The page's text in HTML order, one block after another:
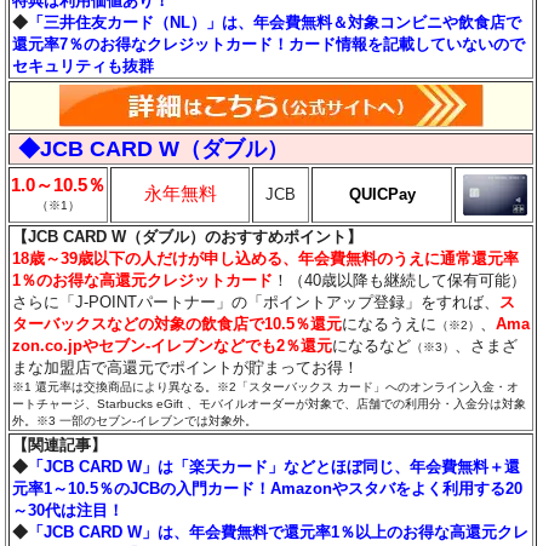
◆ 「三井住友カード（NL）」は、年会費無料＆対象コンビニや飲食店で
還元率7％のお得なクレジットカード！カード情報を記載していないので
セキュリティも抜群
◆JCB CARD W（ダブル）
1.0～10.5％
（※1）
永年無料 JCB QUICPay
【JCB CARD W（ダブル）のおすすめポイント】
18歳～39歳以下の人だけが申し込める、年会費無料のうえに通常還元率
1％のお得な高還元クレジットカード ！（40歳以降も継続して保有可能）
さらに「J-POINTパートナー」の「ポイントアップ登録」をすれば、
ス
ターバックスなどの対象の飲食店で10.5％還元になるうえに （※2） 、Ama
zon.co.jpやセブン‐イレブンなどでも2％還元になるなど （※3）
、さまざ
まな加盟店で高還元でポイントが貯まってお得！
※1 還元率は交換商品により異なる。※2「スターバックス カード」へのオンライン入金・オ
ートチャージ、Starbucks eGift 、モバイルオーダーが対象で、店舗での利用分・入金分は対象
外。※3 一部のセブン‐イレブンでは対象外。
【関連記事】
◆ 「JCB CARD W」は「楽天カード」などとほぼ同じ、年会費無料＋還
元率1～10.5％のJCBの入門カード！Amazonやスタバをよく利用する20
～30代は注目！
◆ 「JCB CARD W」は、年会費無料で還元率1％以上のお得な高還元クレ